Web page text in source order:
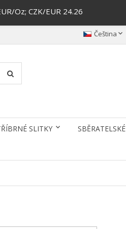
Oz; CZK/EUR 24.26
Čeština 
SLITKY SBĚRATELSKÉ